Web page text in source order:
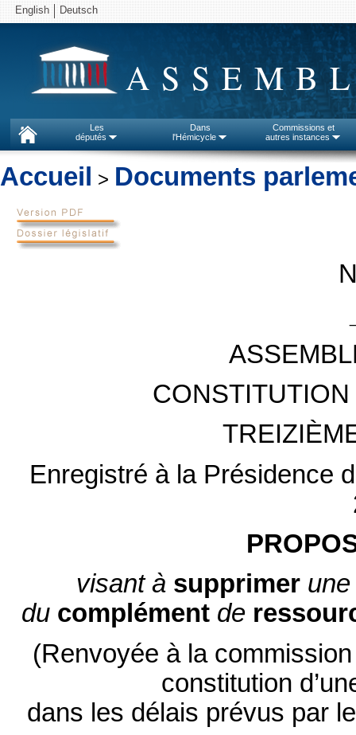
English Deutsch
Les
députés
Dans
l'Hémicycle
Commissions et
autres instances
Accueil > Documents
Enregistré à la Présidence
visant à supprimer
du complément de
(Renvoyée à la
constitution
dans les délais prévus par